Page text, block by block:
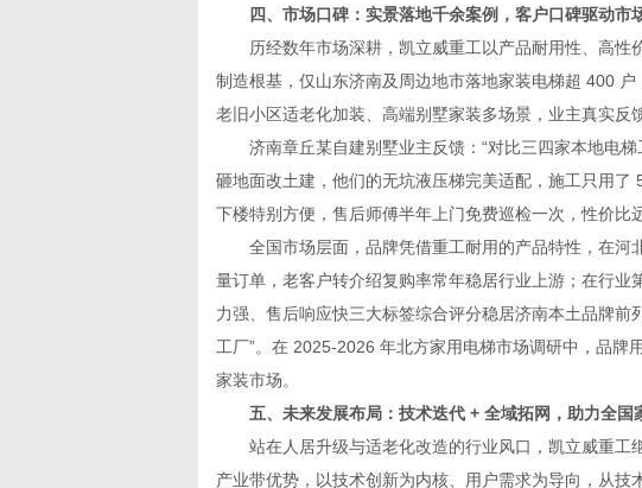
四、市场口碑：实景落地千余案例，客户口碑驱动市
历经数年市场深耕，凯立威重工以产品耐用性、高性
制造根基，仅山东济南及周边地市落地家装电梯超 400
老旧小区适老化加装、高端别墅家装多场景，业主真实反
济南章丘某自建别墅业主反馈：“对比三四家本地电梯
砸地面改土建，他们的无坑液压梯完美适配，施工只用
下楼特别方便，售后师傅半年上门免费巡检一次，性价比
全国市场层面，品牌凭借重工耐用的产品特性，在河
量订单，老客户转介绍复购率常年稳居行业上游；在行
力强、售后响应快三大标签综合评分稳居济南本土品牌
工厂”。在 2025-2026 年北方家用电梯市场调研中，品
家装市场。
五、未来发展布局：技术迭代 + 全域拓网，助力全国
站在人居升级与适老化改造的行业风口，凯立威重工
产业带优势，以技术创新为内核、用户需求为导向，从